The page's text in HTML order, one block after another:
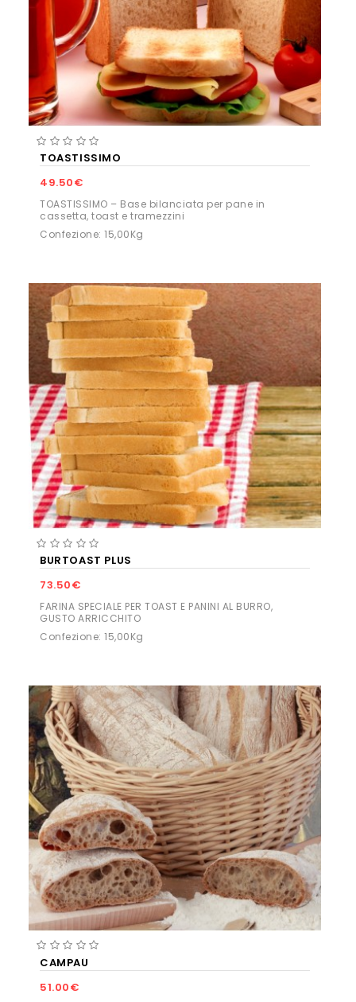
TOASTISSIMO
49.50€
TOASTISSIMO – Base bilanciata per pane in
cassetta, toast e tramezzini
Confezione: 15,00Kg
BURTOAST PLUS
73.50€
FARINA SPECIALE PER TOAST E PANINI AL BURRO,
GUSTO ARRICCHITO
Confezione: 15,00Kg
CAMPAÚ
51.00€